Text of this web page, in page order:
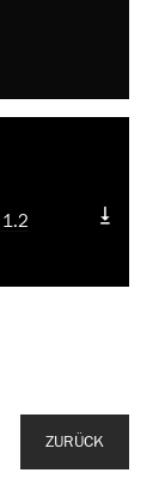
1.2
ZURÜCK